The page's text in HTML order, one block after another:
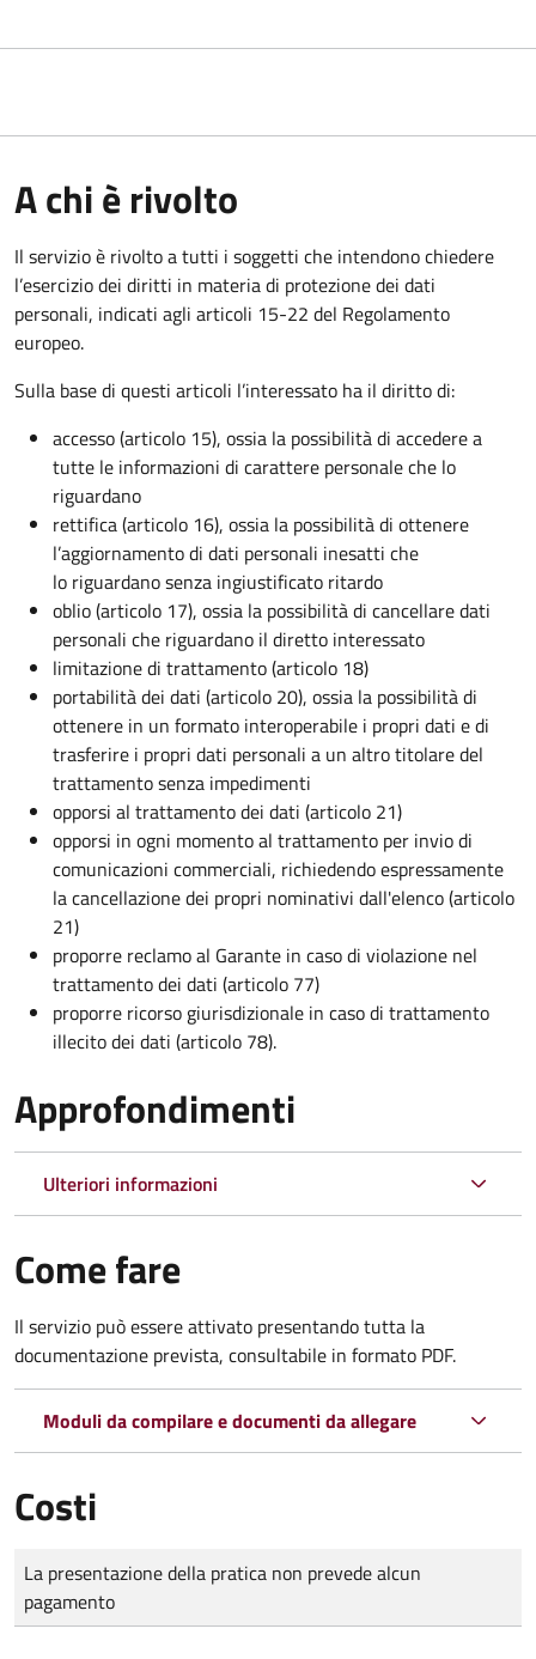
A chi è rivolto
Il servizio è rivolto a tutti i soggetti che intendono chiedere
l’esercizio dei diritti in materia di protezione dei dati
personali, indicati agli articoli 15-22 del Regolamento
europeo.
Sulla base di questi articoli l’interessato ha il diritto di:
accesso (articolo 15), ossia la possibilità di accedere a
tutte le informazioni di carattere personale che lo
riguardano
rettifica (articolo 16), ossia la possibilità di ottenere
l’aggiornamento di dati personali inesatti che
lo riguardano senza ingiustificato ritardo
oblio (articolo 17), ossia la possibilità di cancellare dati
personali che riguardano il diretto interessato
limitazione di trattamento (articolo 18)
portabilità dei dati (articolo 20), ossia la possibilità di
ottenere in un formato interoperabile i propri dati e di
trasferire i propri dati personali a un altro titolare del
trattamento senza impedimenti
opporsi al trattamento dei dati (articolo 21)
opporsi in ogni momento al trattamento per invio di
comunicazioni commerciali, richiedendo espressamente
la cancellazione dei propri nominativi dall'elenco (articolo
21)
proporre reclamo al Garante in caso di violazione nel
trattamento dei dati (articolo 77)
proporre ricorso giurisdizionale in caso di trattamento
illecito dei dati (articolo 78).
Approfondimenti
Ulteriori informazioni
Come fare
Il servizio può essere attivato presentando tutta la
documentazione prevista, consultabile in formato PDF.
Moduli da compilare e documenti da allegare
Costi
Tipo di pagamento
Importo
La presentazione della pratica non prevede alcun
pagamento